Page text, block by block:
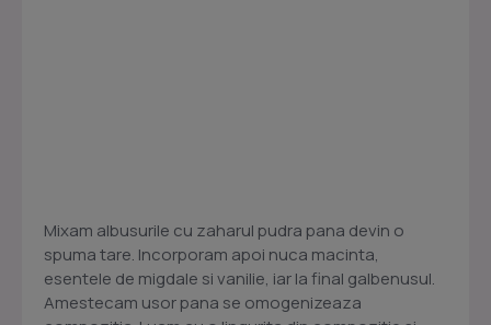
Mixam albusurile cu zaharul pudra pana devin o
spuma tare. Incorporam apoi nuca macinta,
esentele de migdale si vanilie, iar la final galbenusul.
Amestecam usor pana se omogenizeaza